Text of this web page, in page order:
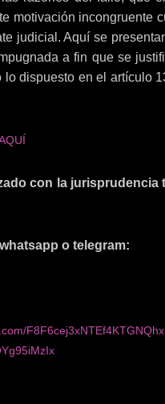
motivación incongruente
judicial. Aquí se
a fin que se
dispuesto en el artículo
con la
o telegram: